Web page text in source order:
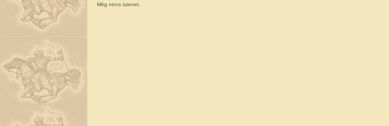
Még nincs üzenet.